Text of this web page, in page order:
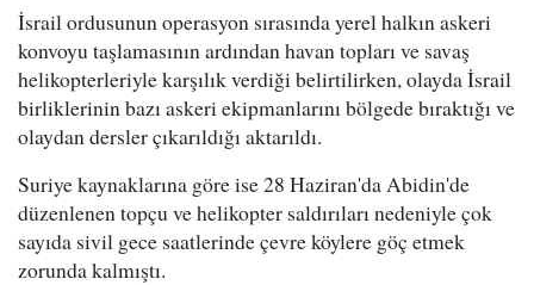
İsrail ordusunun operasyon sırasında yerel halkın askeri
konvoyu taşlamasının ardından havan topları ve savaş
helikopterleriyle karşılık verdiği belirtilirken, olayda İsrail
birliklerinin bazı askeri ekipmanlarını bölgede bıraktığı ve
olaydan dersler çıkarıldığı aktarıldı.
Suriye kaynaklarına göre ise 28 Haziran'da Abidin'de
düzenlenen topçu ve helikopter saldırıları nedeniyle çok
sayıda sivil gece saatlerinde çevre köylere göç etmek
zorunda kalmıştı.